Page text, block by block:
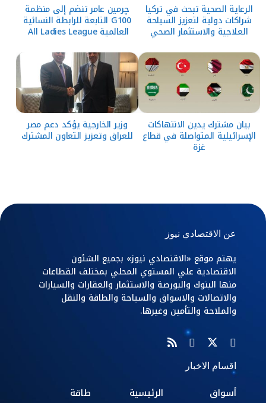
الرعاية الصحية تبحث في تركيا
شراكات دولية لتعزيز السياحة
العلاجية والاستثمار الصحي
چرمين عامر تنضم إلى منظمة
G100 التابعة للرابطة النسائية
العالمية All Ladies League
بيان مشترك يدين الانتهاكات
الإسرائيلية المتواصلة في قطاع
غزة
وزير الخارجية يؤكد دعم مصر
للعراق وتعزيز التعاون المشترك
عن الاقتصادي نيوز
يهتم موقع «الاقتصادي نيوز» بجميع الشئون
الاقتصادية علي المستوي المحلي بمختلف القطاعات
منها البنوك والبورصة والاستثمار والعقارات والسيارات
والاتصالات والاسواق والسياحة والطاقة والنقل
والملاحة والتأمين وغيرها.
اقسام الاخبار
أسواق الرئيسية طاقة